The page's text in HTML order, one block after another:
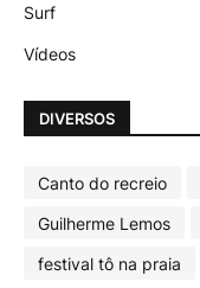
Surf
Vídeos
DIVERSOS
Canto do recreio
Guilherme Lemos
festival tô na praia